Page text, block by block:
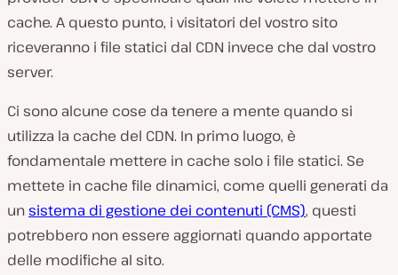
cache. A questo punto, i visitatori del vostro sito
riceveranno i file statici dal CDN invece che dal vostro
server.
Ci sono alcune cose da tenere a mente quando si
utilizza la cache del CDN. In primo luogo, è
fondamentale mettere in cache solo i file statici. Se
mettete in cache file dinamici, come quelli generati da
unsistema di gestione dei contenuti (CMS), questi
potrebbero non essere aggiornati quando apportate
delle modifiche al sito.